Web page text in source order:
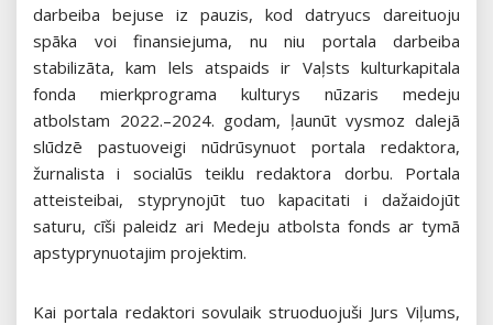
darbeiba bejuse iz pauzis, kod datryucs dareituoju
spāka voi finansiejuma, nu niu portala darbeiba
stabilizāta, kam lels atspaids ir Vaļsts kulturkapitala
fonda mierkprograma kulturys nūzaris medeju
atbolstam 2022.–2024. godam, ļaunūt vysmoz dalejā
slūdzē pastuoveigi nūdrūsynuot portala redaktora,
žurnalista i socialūs teiklu redaktora dorbu. Portala
atteisteibai, styprynojūt tuo kapacitati i dažaidojūt
saturu, cīši paleidz ari Medeju atbolsta fonds ar tymā
apstyprynuotajim projektim.
Kai portala redaktori sovulaik struoduojuši Jurs Viļums,